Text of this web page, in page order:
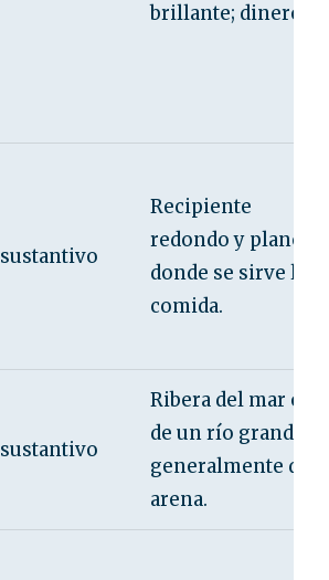
brillante; dinero.
sustantivo
Recipiente
redondo y plano
donde se sirve la
comida.
sustantivo
Ribera del mar o
de un río grande,
generalmente de
arena.